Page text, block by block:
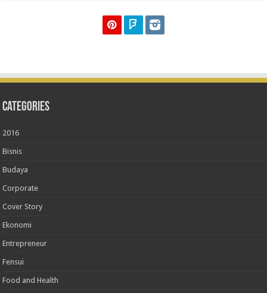
Categories
2016
Bisnis
Budaya
Corporate
Cover Story
Ekonomi
Entrepreneur
Fensui
Food and Health